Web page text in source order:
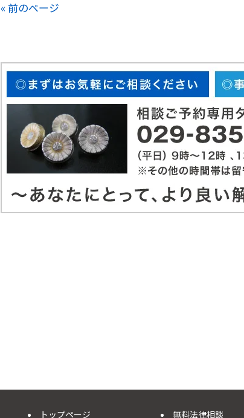
« 前のページ
トップページ 無料法律相談